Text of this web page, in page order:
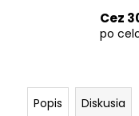
Cez
po
Popis Diskusia